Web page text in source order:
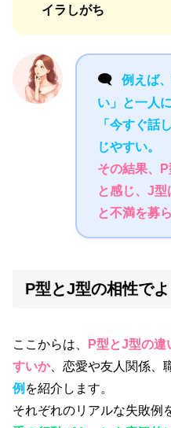
イラしがち
🗨️
例えば
い」と一人
「今すぐ話
じやすい。
その結果、P
と感じ、J型
と不満を募
P型とJ型の相性で
ここからは、
P型とJ型の違
すいか、恋愛や友人関係、
例 を紹介します。
それぞれのリアルな失敗例